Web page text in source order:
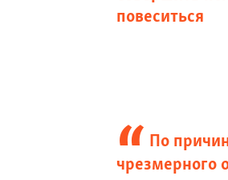
повеситься
По
чрезмерного